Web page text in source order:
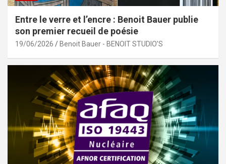
Entre le verre et l’encre : Benoit Bauer publie
son premier recueil de poésie
19/06/2026 Benoit Bauer - BENOIT STUDIO’S